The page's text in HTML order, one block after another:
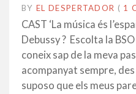
BY EL DESPERTADOR ON
28
2017
•( 1
CAST ‘La música és
Debussy ? Escolta la
coneix sap de la meva
acompanyat sempre,
suposo que els meus